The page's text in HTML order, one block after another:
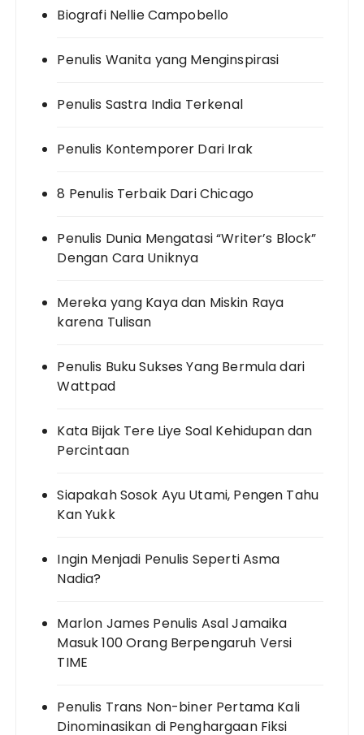
Biografi Nellie Campobello
Penulis Wanita yang Menginspirasi
Penulis Sastra India Terkenal
Penulis Kontemporer Dari Irak
8 Penulis Terbaik Dari Chicago
Penulis Dunia Mengatasi “Writer’s Block”
Dengan Cara Uniknya
Mereka yang Kaya dan Miskin Raya
karena Tulisan
Penulis Buku Sukses Yang Bermula dari
Wattpad
Kata Bijak Tere Liye Soal Kehidupan dan
Percintaan
Siapakah Sosok Ayu Utami, Pengen Tahu
Kan Yukk
Ingin Menjadi Penulis Seperti Asma
Nadia?
Marlon James Penulis Asal Jamaika
Masuk 100 Orang Berpengaruh Versi
TIME
Penulis Trans Non-biner Pertama Kali
Dinominasikan di Penghargaan Fiksi